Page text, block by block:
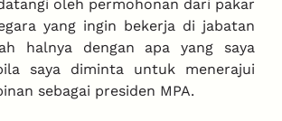
oleh permohonan dari pakar
yang ingin bekerja di jabatan
halnya dengan apa yang saya
saya diminta untuk menerajui
sebagai presiden MPA.